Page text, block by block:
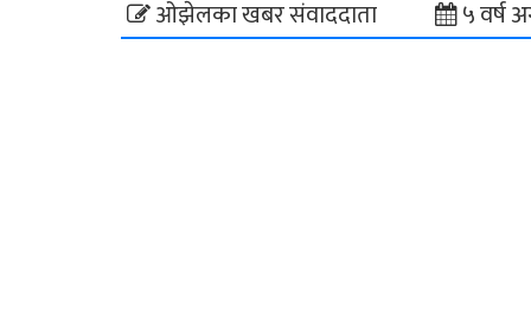
ओझेलका खबर संवाददाता ५ वर्ष